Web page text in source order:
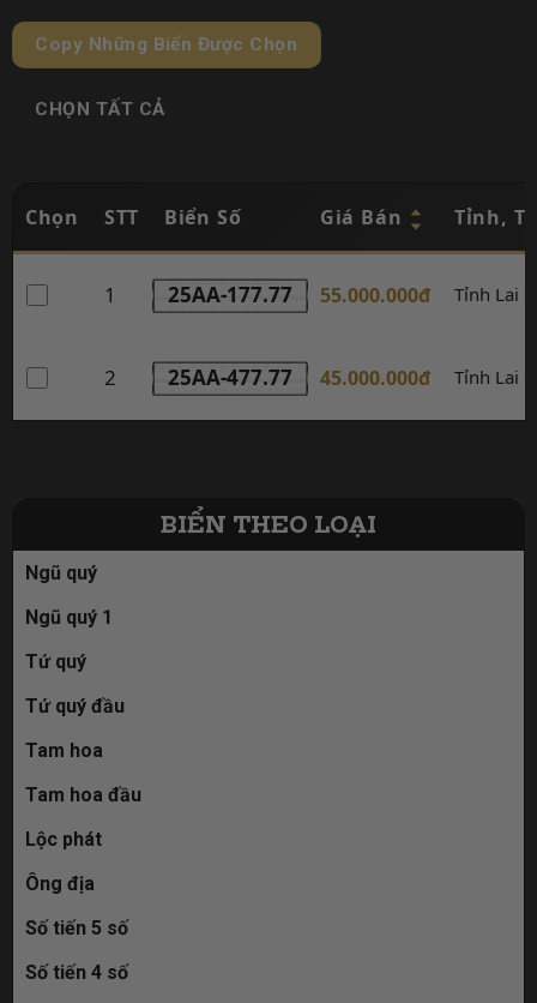
Copy Những Biển Được Chọn
CHỌN TẤT CẢ
Chọn STT Biển Số Giá Bán Tỉnh,
1 25AA-177.77 55.000.000đ Tỉnh Lai
2 25AA-477.77 45.000.000đ Tỉnh Lai
BIỂN THEO LOẠI
Ngũ quý
Ngũ quý 1
Tứ quý
Tứ quý đầu
Tam hoa
Tam hoa đầu
Lộc phát
Ông địa
Số tiến 5 số
Số tiến 4 số